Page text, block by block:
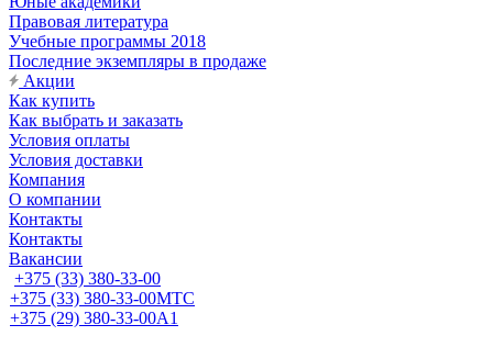
Правовая литература
Учебные программы 2018
Последние экземпляры в продаже
Акции
Как купить
Как выбрать и заказать
Условия оплаты
Условия доставки
Компания
О компании
Контакты
Контакты
Вакансии
+375 (33) 380-33-00
+375 (33) 380-33-00МТС
+375 (29) 380-33-00А1